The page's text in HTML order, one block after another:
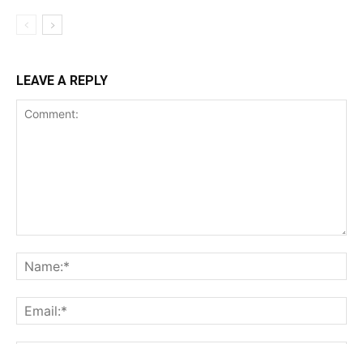
LEAVE A REPLY